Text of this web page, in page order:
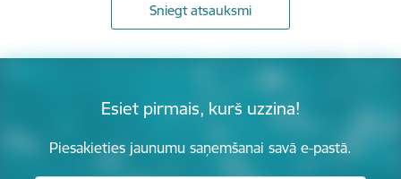
Sniegt atsauksmi
Esiet pirmais, kurš uzzina!
Piesakieties jaunumu saņemšanai savā e-pastā.